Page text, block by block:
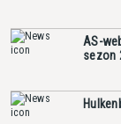
AS-
sezon